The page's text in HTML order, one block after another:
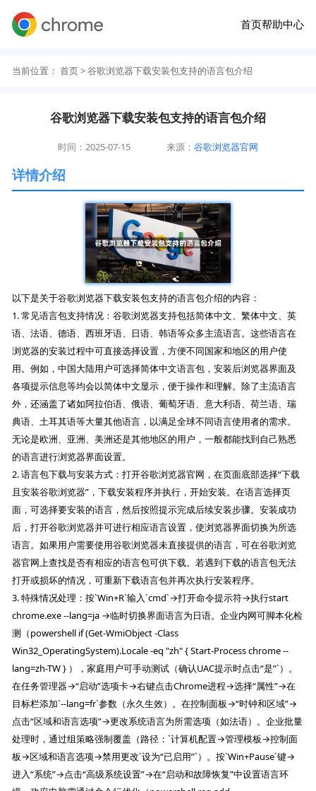
首页帮助中心
当前位置： 首页> 谷歌浏览器下载安装包支持的语言包介绍
谷歌浏览器下载安装包支持的语言包介绍
时间：2025-07-15 来源：谷歌浏览器官网
详情介绍
以下是关于谷歌浏览器下载安装包支持的语言包介绍的内容：
1. 常见语言包支持情况：谷歌浏览器支持包括简体中文、繁体中文、英
语、法语、德语、西班牙语、日语、韩语等众多主流语言。这些语言在
浏览器的安装过程中可直接选择设置，方便不同国家和地区的用户使
用。例如，中国大陆用户可选择简体中文语言包，安装后浏览器界面及
各项提示信息等均会以简体中文显示，便于操作和理解。除了主流语言
外，还涵盖了诸如阿拉伯语、俄语、葡萄牙语、意大利语、荷兰语、瑞
典语、土耳其语等大量其他语言，以满足全球不同语言使用者的需求。
无论是欧洲、亚洲、美洲还是其他地区的用户，一般都能找到自己熟悉
的语言进行浏览器界面设置。
2. 语言包下载与安装方式：打开谷歌浏览器官网，在页面底部选择“下载
且安装谷歌浏览器”，下载安装程序并执行，开始安装。在语言选择页
面，可选择要安装的语言，然后按照提示完成后续安装步骤。安装成功
后，打开谷歌浏览器并可进行相应语言设置，使浏览器界面切换为所选
语言。如果用户需要使用谷歌浏览器未直接提供的语言，可在谷歌浏览
器官网上查找是否有相应的语言包可供下载。若遇到下载的语言包无法
打开或损坏的情况，可重新下载语言包并再次执行安装程序。
3. 特殊情况处理：按`Win+R`输入`cmd`→打开命令提示符→执行start
chrome.exe --lang=ja →临时切换界面语言为日语。企业内网可脚本化检
测（powershell if (Get-WmiObject -Class
Win32_OperatingSystem).Locale -eq "zh" { Start-Process chrome --
lang=zh-TW } ），家庭用户可手动测试（确认UAC提示时点击“是”`）。
在任务管理器→“启动”选项卡→右键点击Chrome进程→选择“属性”→在
目标栏添加`--lang=fr`参数（永久生效）。在控制面板→“时钟和区域”→
点击“区域和语言选项”→更改系统语言为所需选项（如法语）。企业批量
处理时，通过组策略强制覆盖（路径：`计算机配置→管理模板→控制面
板→区域和语言选项→禁用更改`设为“已启用”`）。按`Win+Pause`键→
进入“系统”→点击“高级系统设置”→在“启动和故障恢复”中设置语言环